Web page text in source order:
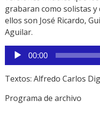
grabaran como solistas
ellos son José Ricardo,
Aguilar.
Reproductor
de
audio
00:00
Textos: Alfredo Carlos
Programa de archivo